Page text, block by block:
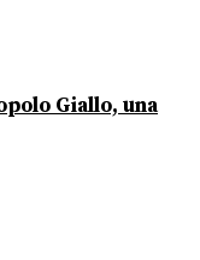
Giallo, una